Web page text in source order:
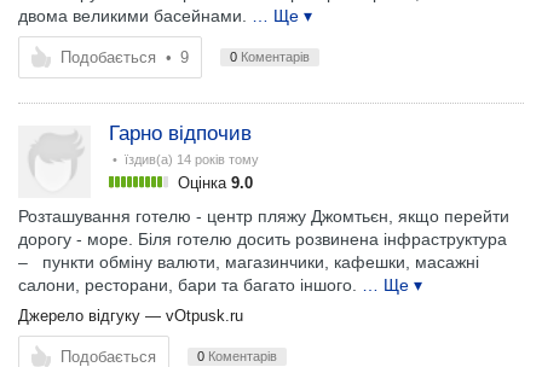
двома великими басейнами.
… Ще ▾
Подобається • 9 0 Коментарів
Гарно відпочив
• їздив(а) 14 років тому
Оцінка 9.0
Розташування готелю - центр пляжу Джомтьєн, якщо перейти
дорогу - море. Біля готелю досить розвинена інфраструктура
– ​ ​ пункти обміну валюти, магазинчики, кафешки, масажні
салони, ресторани, бари та багато іншого.
… Ще ▾
Джерело відгуку — vOtpusk.ru
Подобається 0 Коментарів